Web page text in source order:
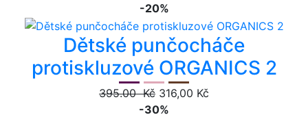
-20%
Dětské punčocháče
protiskluzové ORGANICS 2
395.00 Kč 316,00 Kč
-30%